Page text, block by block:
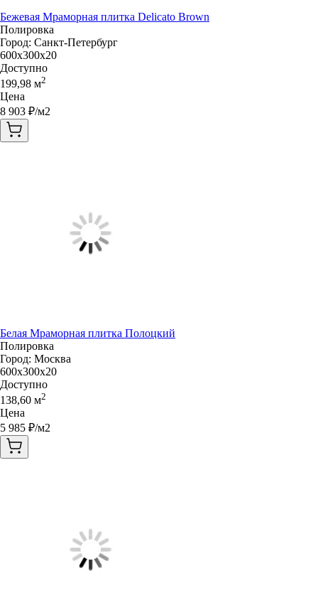
Бежевая Мраморная плитка Delicato Brown
Полировка
Город: Санкт-Петербург
600x300x20
Доступно
199,98 м2
Цена
8 903 ₽/м2
Белая Мраморная плитка Полоцкий
Полировка
Город: Москва
600x300x20
Доступно
138,60 м2
Цена
5 985 ₽/м2